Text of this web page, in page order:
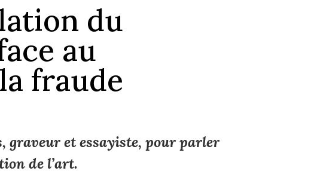
du
au
fraude
graveur et essayiste, pour parler
de l’art.